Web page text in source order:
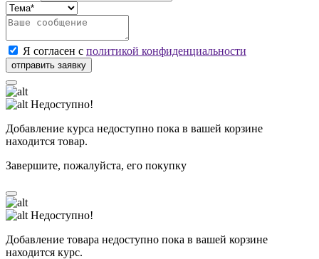
Я согласен с политикой конфиденциальности
Недоступно!
Добавление курса недоступно пока в вашей корзине
находится товар.
Завершите, пожалуйста, его покупку
Недоступно!
Добавление товара недоступно пока в вашей корзине
находится курс.